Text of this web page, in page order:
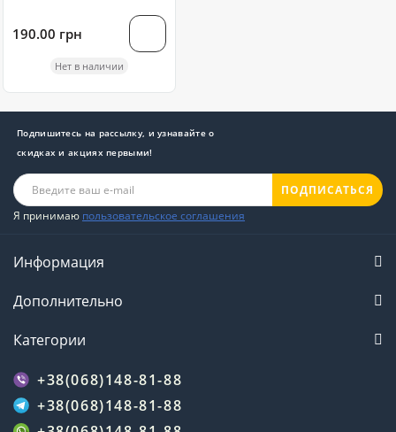
100 грамм
190.00 грн
Нет в наличии
Подпишитесь на рассылку, и узнавайте о
скидках и акциях первыми!
ПОДПИСАТЬСЯ
Я принимаю пользовательское соглашения
Информация
Дополнительно
Категории
+38(068)148-81-88
+38(068)148-81-88